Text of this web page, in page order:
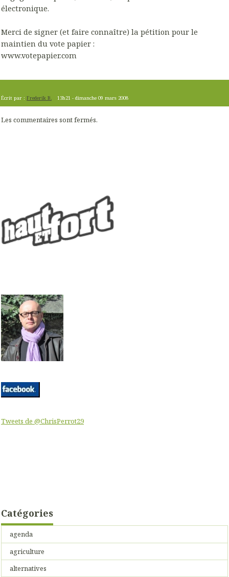
électronique.
Merci de signer (et faire connaître) la pétition pour le
maintien du vote papier :
www.votepapier.com
Écrit par : Frederik B. 13h21 -dimanche 09 mars 2008
Les commentaires sont fermés.
Tweets de @ChrisPerrot29
Catégories
agenda
agriculture
alternatives